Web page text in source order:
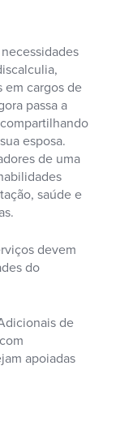
em cargos de
passa a
esposa.
de uma
saúde e
devem
do
de
apoiadas